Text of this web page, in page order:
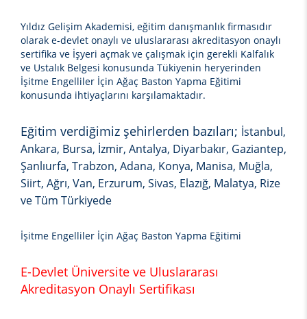
Yıldız Gelişim Akademisi, eğitim danışmanlık firmasıdır
olarak e-devlet onaylı ve uluslararası akreditasyon onaylı
sertifika ve İşyeri açmak ve çalışmak için gerekli Kalfalık
ve Ustalık Belgesi konusunda Tükiyenin heryerinden
İşitme Engelliler İçin Ağaç Baston Yapma Eğitimi
konusunda ihtiyaçlarını karşılamaktadır.
Eğitim verdiğimiz şehirlerden bazıları; İstanbul,
Ankara, Bursa, İzmir, Antalya, Diyarbakır, Gaziantep,
Şanlıurfa, Trabzon, Adana, Konya, Manisa, Muğla,
Siirt, Ağrı, Van, Erzurum, Sivas, Elazığ, Malatya, Rize
ve Tüm Türkiyede
İşitme Engelliler İçin Ağaç Baston Yapma Eğitimi
E-Devlet Üniversite ve Uluslararası
Akreditasyon Onaylı Sertifikası